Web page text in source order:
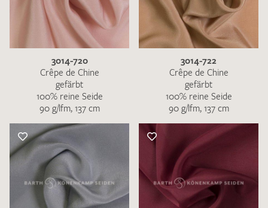
3014-720
Crêpe de Chine
gefärbt
100% reine Seide
90 g/lfm, 137 cm
3014-722
Crêpe de Chine
gefärbt
100% reine Seide
90 g/lfm, 137 cm